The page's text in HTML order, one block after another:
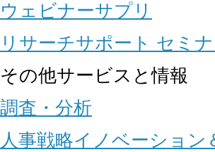
ウェビナーサプリ
リサーチサポート セミ
その他サービスと情報
調査・分析
人事戦略イノベーション